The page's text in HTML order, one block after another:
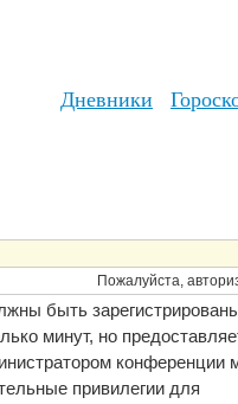
Дневники
Пожалуйста,
быть
минут, но
конференции
привилегии для